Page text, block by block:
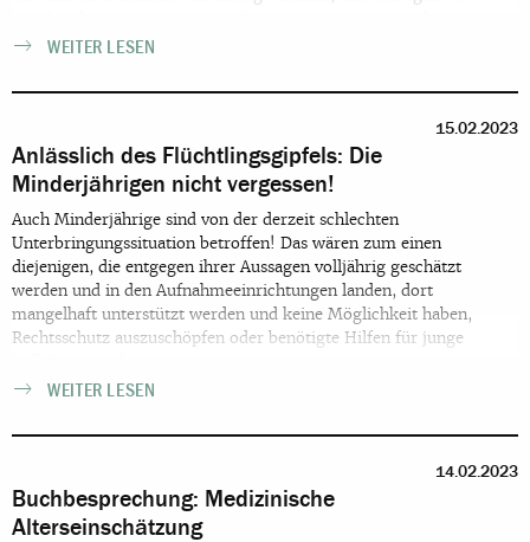
WEITER LESEN
15.02.2023
Anlässlich des Flüchtlingsgipfels: Die
Minderjährigen nicht vergessen!
Auch Minderjährige sind von der derzeit schlechten
Unterbringungssituation betroffen! Das wären zum einen
diejenigen, die entgegen ihrer Aussagen volljährig geschätzt
werden und in den Aufnahmeeinrichtungen landen, dort
mangelhaft unterstützt werden und keine Möglichkeit haben,
Rechtsschutz auszuschöpfen oder benötigte Hilfen für junge
WEITER LESEN
14.02.2023
Buchbesprechung: Medizinische
Alterseinschätzung